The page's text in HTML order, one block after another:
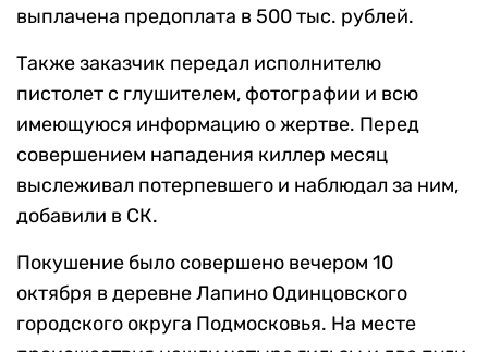
выплачена предоплата в 500 тыс. рублей.
Также заказчик передал исполнителю
пистолет с глушителем, фотографии и всю
имеющуюся информацию о жертве. Перед
совершением нападения киллер месяц
выслеживал потерпевшего и наблюдал за ним,
добавили в СК.
Покушение было совершено вечером 10
октября в деревне Лапино Одинцовского
городского округа Подмосковья. На месте